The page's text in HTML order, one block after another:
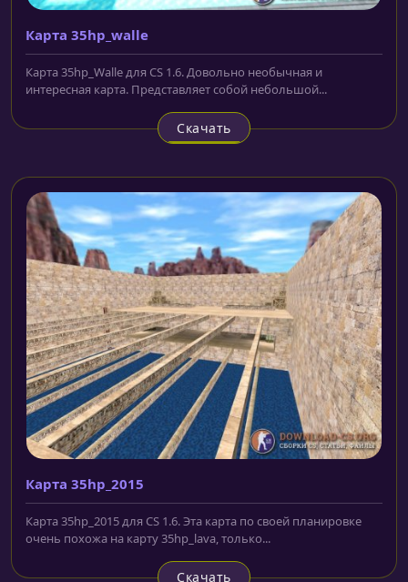
Карта 35hp_walle
Карта 35hp_Walle для CS 1.6. Довольно необычная и
интересная карта. Представляет собой небольшой...
Скачать
Карта 35hp_2015
Карта 35hp_2015 для CS 1.6. Эта карта по своей планировке
очень похожа на карту 35hp_lava, только...
Скачать